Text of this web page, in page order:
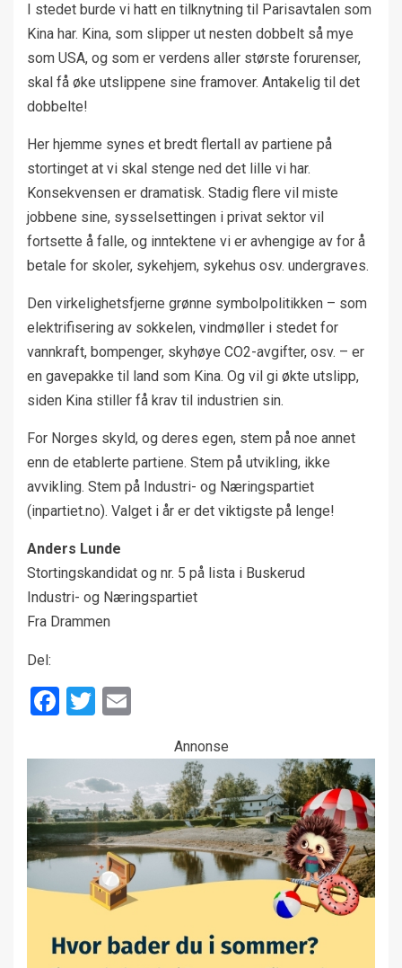
I stedet burde vi hatt en tilknytning til Parisavtalen som
Kina har. Kina, som slipper ut nesten dobbelt så mye
som USA, og som er verdens aller største forurenser,
skal få øke utslippene sine framover. Antakelig til det
dobbelte!
Her hjemme synes et bredt flertall av partiene på
stortinget at vi skal stenge ned det lille vi har.
Konsekvensen er dramatisk. Stadig flere vil miste
jobbene sine, sysselsettingen i privat sektor vil
fortsette å falle, og inntektene vi er avhengige av for å
betale for skoler, sykehjem, sykehus osv. undergraves.
Den virkelighetsfjerne grønne symbolpolitikken – som
elektrifisering av sokkelen, vindmøller i stedet for
vannkraft, bompenger, skyhøye CO2-avgifter, osv. – er
en gavepakke til land som Kina. Og vil gi økte utslipp,
siden Kina stiller få krav til industrien sin.
For Norges skyld, og deres egen, stem på noe annet
enn de etablerte partiene. Stem på utvikling, ikke
avvikling. Stem på Industri- og Næringspartiet
(inpartiet.no). Valget i år er det viktigste på lenge!
Anders Lunde
Stortingskandidat og nr. 5 på lista i Buskerud
Industri- og Næringspartiet
Fra Drammen
Del:
Facebook
Twitter
Annonse